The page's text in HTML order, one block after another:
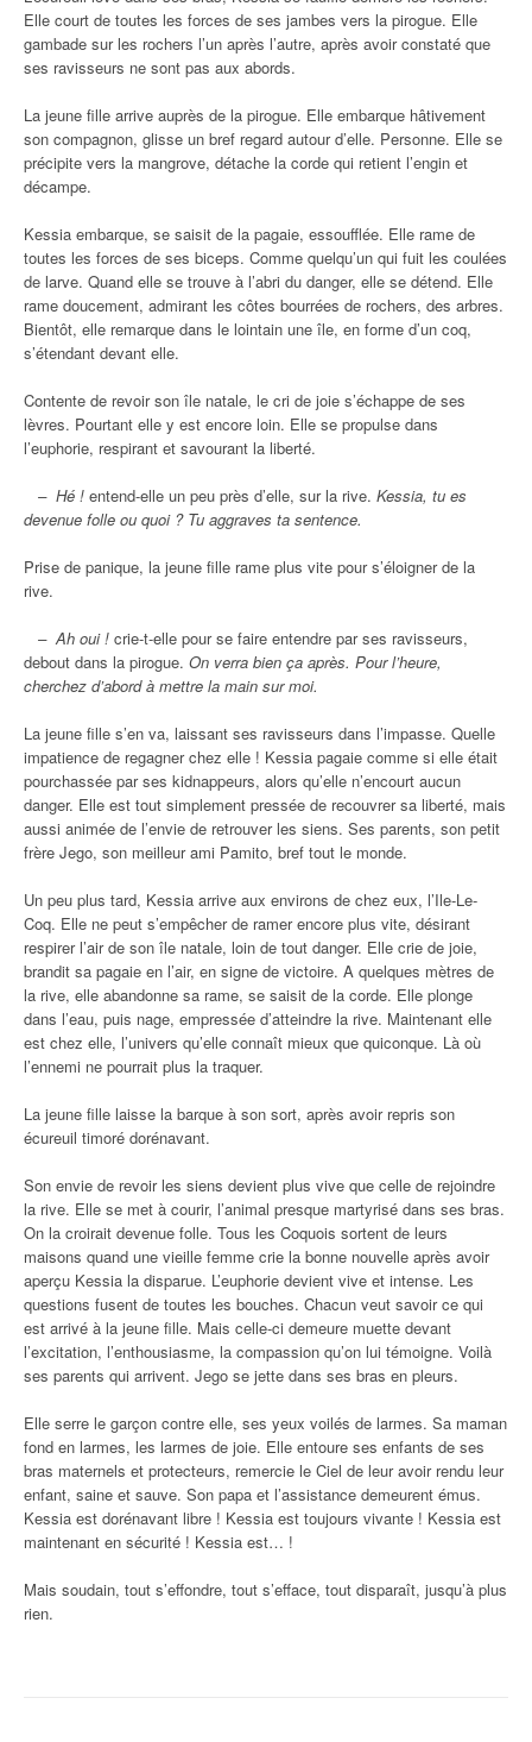
Elle court de toutes les forces de ses jambes vers la pirogue. Elle
gambade sur les rochers l’un après l’autre, après avoir constaté que
ses ravisseurs ne sont pas aux abords.
La jeune fille arrive auprès de la pirogue. Elle embarque hâtivement
son compagnon, glisse un bref regard autour d’elle. Personne. Elle se
précipite vers la mangrove, détache la corde qui retient l’engin et
décampe.
Kessia embarque, se saisit de la pagaie, essoufflée. Elle rame de
toutes les forces de ses biceps. Comme quelqu’un qui fuit les coulées
de larve. Quand elle se trouve à l’abri du danger, elle se détend. Elle
rame doucement, admirant les côtes bourrées de rochers, des arbres.
Bientôt, elle remarque dans le lointain une île, en forme d’un coq,
s’étendant devant elle.
Contente de revoir son île natale, le cri de joie s’échappe de ses
lèvres. Pourtant elle y est encore loin. Elle se propulse dans
l’euphorie, respirant et savourant la liberté.
– Hé ! entend-elle un peu près d’elle, sur la rive. Kessia, tu es
devenue folle ou quoi ? Tu aggraves ta sentence.
Prise de panique, la jeune fille rame plus vite pour s’éloigner de la
rive.
– Ah oui ! crie-t-elle pour se faire entendre par ses ravisseurs,
debout dans la pirogue. On verra bien ça après. Pour l’heure,
cherchez d’abord à mettre la main sur moi.
La jeune fille s’en va, laissant ses ravisseurs dans l’impasse. Quelle
impatience de regagner chez elle ! Kessia pagaie comme si elle était
pourchassée par ses kidnappeurs, alors qu’elle n’encourt aucun
danger. Elle est tout simplement pressée de recouvrer sa liberté, mais
aussi animée de l’envie de retrouver les siens. Ses parents, son petit
frère Jego, son meilleur ami Pamito, bref tout le monde.
Un peu plus tard, Kessia arrive aux environs de chez eux, l’Ile-Le-
Coq. Elle ne peut s’empêcher de ramer encore plus vite, désirant
respirer l’air de son île natale, loin de tout danger. Elle crie de joie,
brandit sa pagaie en l’air, en signe de victoire. A quelques mètres de
la rive, elle abandonne sa rame, se saisit de la corde. Elle plonge
dans l’eau, puis nage, empressée d’atteindre la rive. Maintenant elle
est chez elle, l’univers qu’elle connaît mieux que quiconque. Là où
l’ennemi ne pourrait plus la traquer.
La jeune fille laisse la barque à son sort, après avoir repris son
écureuil timoré dorénavant.
Son envie de revoir les siens devient plus vive que celle de rejoindre
la rive. Elle se met à courir, l’animal presque martyrisé dans ses bras.
On la croirait devenue folle. Tous les Coquois sortent de leurs
maisons quand une vieille femme crie la bonne nouvelle après avoir
aperçu Kessia la disparue. L’euphorie devient vive et intense. Les
questions fusent de toutes les bouches. Chacun veut savoir ce qui
est arrivé à la jeune fille. Mais celle-ci demeure muette devant
l’excitation, l’enthousiasme, la compassion qu’on lui témoigne. Voilà
ses parents qui arrivent. Jego se jette dans ses bras en pleurs.
Elle serre le garçon contre elle, ses yeux voilés de larmes. Sa maman
fond en larmes, les larmes de joie. Elle entoure ses enfants de ses
bras maternels et protecteurs, remercie le Ciel de leur avoir rendu leur
enfant, saine et sauve. Son papa et l’assistance demeurent émus.
Kessia est dorénavant libre ! Kessia est toujours vivante ! Kessia est
maintenant en sécurité ! Kessia est… !
Mais soudain, tout s’effondre, tout s’efface, tout disparaît, jusqu’à plus
rien.